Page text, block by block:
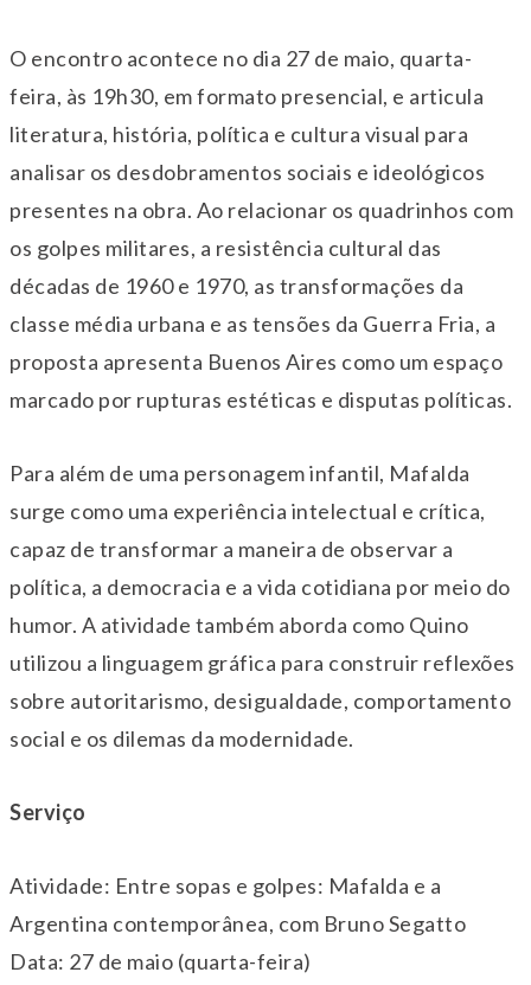
O encontro acontece no dia 27 de maio, quarta-
feira, às 19h30, em formato presencial, e articula
literatura, história, política e cultura visual para
analisar os desdobramentos sociais e ideológicos
presentes na obra. Ao relacionar os quadrinhos com
os golpes militares, a resistência cultural das
décadas de 1960 e 1970, as transformações da
classe média urbana e as tensões da Guerra Fria, a
proposta apresenta Buenos Aires como um espaço
marcado por rupturas estéticas e disputas políticas.
Para além de uma personagem infantil, Mafalda
surge como uma experiência intelectual e crítica,
capaz de transformar a maneira de observar a
política, a democracia e a vida cotidiana por meio do
humor. A atividade também aborda como Quino
utilizou a linguagem gráfica para construir reflexões
sobre autoritarismo, desigualdade, comportamento
social e os dilemas da modernidade.
Serviço
Atividade: Entre sopas e golpes: Mafalda e a
Argentina contemporânea, com Bruno Segatto
Data: 27 de maio (quarta-feira)